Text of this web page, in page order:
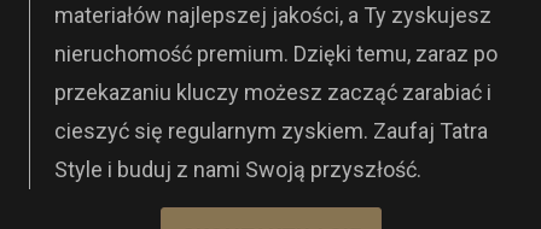
materiałów najlepszej jakości, a Ty zyskujesz
nieruchomość premium. Dzięki temu, zaraz po
przekazaniu kluczy możesz zacząć zarabiać i
cieszyć się regularnym zyskiem. Zaufaj Tatra
Style i buduj z nami Swoją przyszłość.